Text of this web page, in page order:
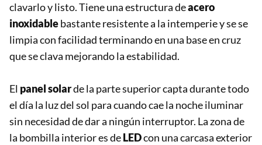
clavarlo y listo. Tiene una estructura deacero
inoxidablebastante resistente a la intemperie y se se
limpia con facilidad terminando en una base en cruz
que se clava mejorando la estabilidad.
El panel solarde la parte superior capta durante todo
el día la luz del sol para cuando cae la noche iluminar
sin necesidad de dar a ningún interruptor. La zona de
la bombilla interior es deLEDcon una carcasa exterior